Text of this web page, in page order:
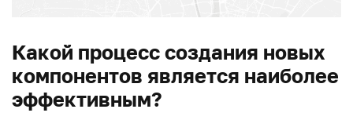
Какой процесс создания новых
компонентов является наиболее
эффективным?